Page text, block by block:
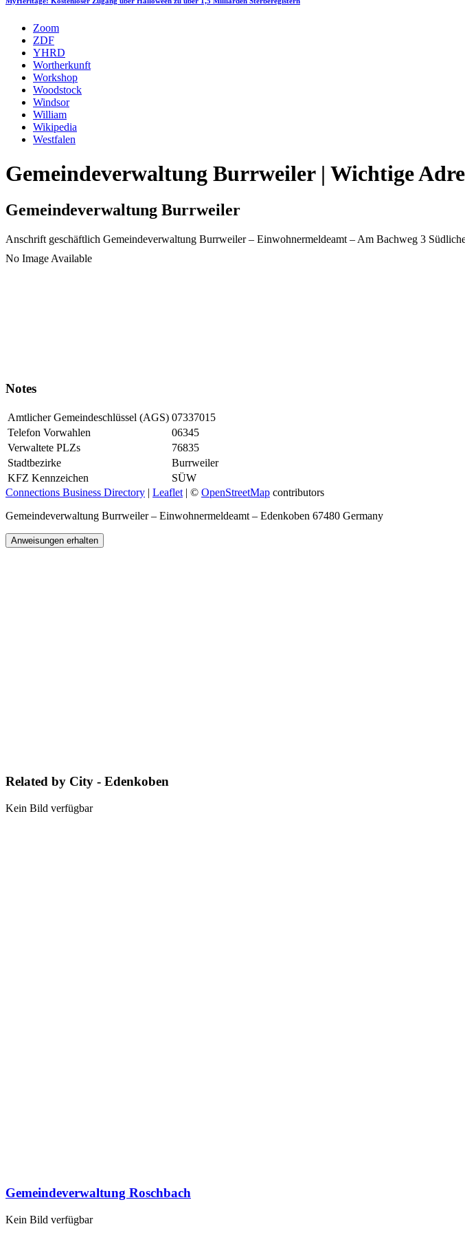
Zoom
ZDF
YHRD
Wortherkunft
Workshop
Woodstock
Windsor
William
Wikipedia
Westfalen
Gemeindeverwaltung Burrweiler | Wichtige
Gemeindeverwaltung Burrweiler
Anschrift geschäftlich Gemeindeverwaltung Burrweiler – Einwohnermeldeamt – Am Bachweg 3
No Image Available
Notes
Amtlicher Gemeindeschlüssel (AGS) 07337015
Telefon Vorwahlen
06345
Verwaltete PLZs
76835
Stadtbezirke
Burrweiler
KFZ Kennzeichen
SÜW
Connections Business Directory | Leaflet | © OpenStreetMap contributors
Gemeindeverwaltung Burrweiler – Einwohnermeldeamt – Edenkoben 67480 Germany
Anweisungen erhalten
Related by City - Edenkoben
Kein Bild verfügbar
Gemeindeverwaltung Roschbach
Kein Bild verfügbar